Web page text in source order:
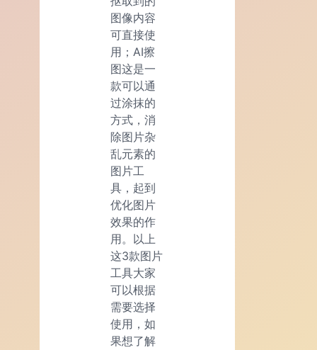
图像内容
可直接使
用；AI擦
图这是一
款可以通
过涂抹的
方式，消
除图片杂
乱元素的
图片工
具，起到
优化图片
效果的作
用。以上
这3款图片
工具大家
可以根据
需要选择
使用，如
果想了解